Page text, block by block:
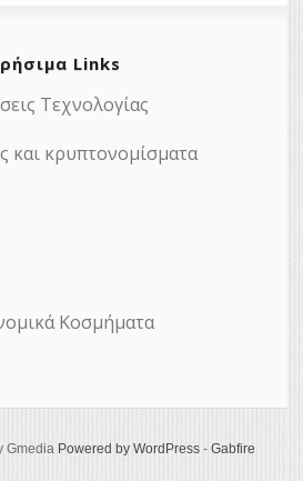
Links
Τεχνολογίας
και κρυπτονομίσματα
Κοσμήματα
Gmedia Powered by WordPress - Gabfire